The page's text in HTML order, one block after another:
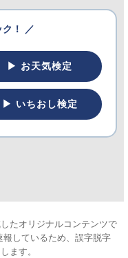
ク！ ／
▶ お天気検定
▶ いちおし検定
たオリジナルコンテンツで
しているため、誤字脱字
ます。